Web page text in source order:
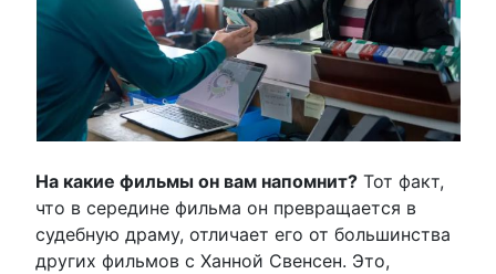
На какие фильмы он вам напомнит? Тот факт,
что в середине фильма он превращается в
судебную драму, отличает его от большинства
других фильмов с Ханной Свенсен. Это,